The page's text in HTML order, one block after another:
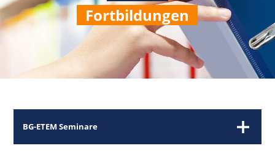
Fortbildungen
BG-ETEM Seminare